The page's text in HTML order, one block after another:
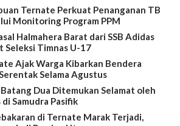
Ternate Perkuat Penanganan TB
Monitoring Program PPM
Halmahera Barat dari SSB Adidas
Seleksi Timnas U-17
Ajak Warga Kibarkan Bendera
Selama Agustus
Dua Ditemukan Selamat oleh
Samudra Pasifik
di Ternate Marak Terjadi,